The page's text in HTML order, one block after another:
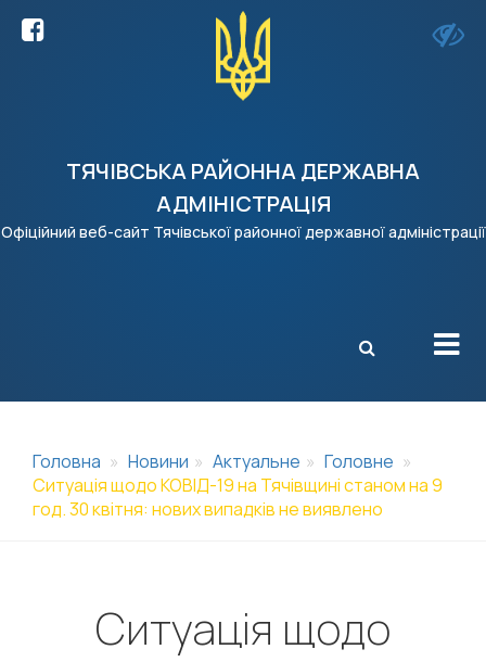
ТЯЧІВСЬКА РАЙОННА ДЕРЖАВНА
АДМІНІСТРАЦІЯ
Офіційний веб-сайт Тячівської районної державної адміністрації
Головна Новини Актуальне
Головне
Ситуація щодо КОВІД-19 на Тячівщині станом на 9
год. 30 квітня: нових випадків не виявлено
Ситуація щодо